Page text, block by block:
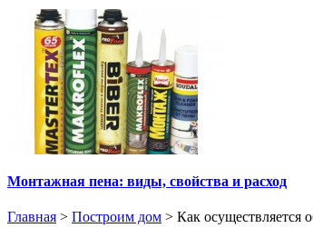
Монтажная пена: виды, свойства и расход
Главная > Построим дом > Как осуществляется